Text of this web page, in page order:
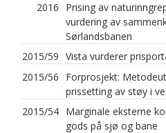
2016
Prising av
vurdering av
Sørlandsbanen
2015/59 Vista vurderer
2015/56
Forprosjekt:
prissetting av støy i
2015/54 Marginale eksterne
gods på sjø og bane